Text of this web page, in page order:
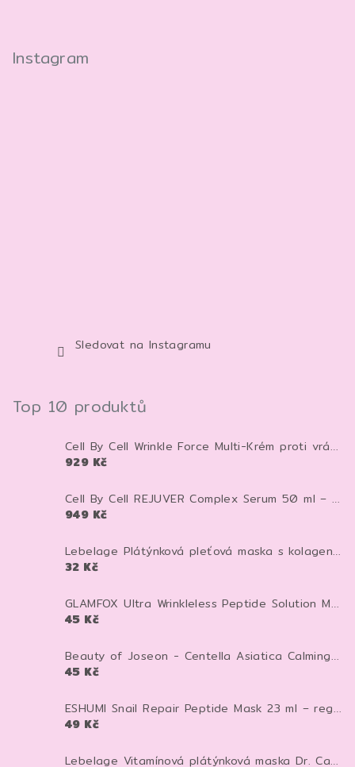
Instagram
Sledovat na Instagramu
Top 10 produktů
Cell By Cell Wrinkle Force Multi-Krém proti vráskám 100 ml – anti-age krém pro zpevnění a hydrataci pleti
929 Kč
Cell By Cell REJUVER Complex Serum 50 ml – anti-age sérum pro zpevnění a regeneraci pleti
949 Kč
Lebelage Plátýnková pleťová maska s kolagenem Dr. Capsule Collagen Mask Pack 28 ml 1 ks
32 Kč
GLAMFOX Ultra Wrinkleless Peptide Solution Mask 25 g – peptidová pleťová maska pro vyhlazení, hydrataci a pevnější vzhled pleti
45 Kč
Beauty of Joseon - Centella Asiatica Calming Mask - Zklidňující textilní maska - 25 ml
45 Kč
ESHUMI Snail Repair Peptide Mask 23 ml – regenerační plátýnková maska se šnečím mucinem a peptidy pro hydrataci a pevnější pleť
49 Kč
Lebelage Vitamínová plátýnková maska Dr. Capsule Vitamin Mask Pack 25 ml